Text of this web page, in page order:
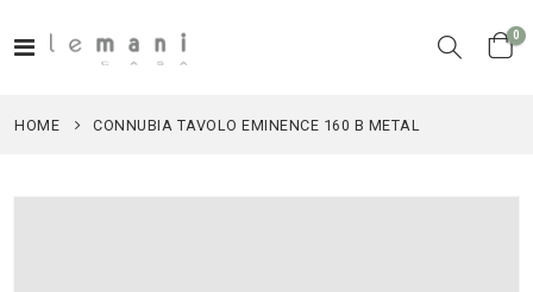
Toggle
Cart
0
HOME CONNUBIA TAVOLO EMINENCE 160 B METAL